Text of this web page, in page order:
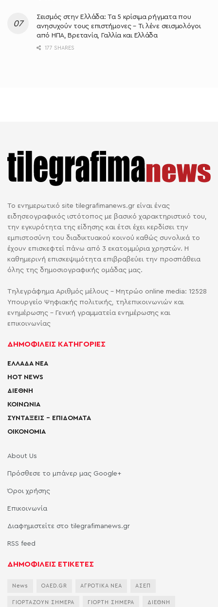
Σεισμός στην Ελλάδα: Τα 5 κρίσιμα ρήγματα που
ανησυχούν τους επιστήμονες – Τι λένε σεισμολόγοι
από ΗΠΑ, Βρετανία, Γαλλία και Ελλάδα
177 SHARES
Το ενημερωτικό site tilegrafimanews.gr είναι ένας
ειδησεογραφικός ιστότοπος με βασικό χαρακτηριστικό του,
την εγκυρότητα της είδησης και έτσι έχει κερδίσει την
εμπιστοσύνη του διαδικτυακού κοινού καθώς συνολικά το
έχουν επισκεφτεί πάνω από 3 εκατομμύρια χρηστών. Η
καθημερινή επισκεψιμότητα επιβραβεύει την προσπάθεια
όλης της δημοσιογραφικής ομάδας μας.
Τηλεγράφημα Αριθμός μέλους - Μητρώο online media: 12528
Υπουργείο Ψηφιακής πολιτικής, τηλεπικοινωνιών και
ενημέρωσης - Γενική γραμματεία ενημέρωσης και
επικοινωνίας
ΔΗΜΟΦΙΛΕΙΣ ΚΑΤΗΓΟΡΙΕΣ
ΕΛΛΑΔΑ ΝΕΑ
HOT NEWS
ΔΙΕΘΝΗ
ΚΟΙΝΩΝΙΑ
ΣΥΝΤΑΞΕΙΣ – ΕΠΙΔΟΜΑΤΑ
ΟΙΚΟΝΟΜΙΑ
About Us
Πρόσθεσε το μπάνερ μας Google+
Όροι χρήσης
Επικοινωνία
Διαφημιστείτε στο tilegrafimanews.gr
RSS feed
ΔΗΜΟΦΙΛΕΙΣ ΕΤΙΚΕΤΕΣ
News OAED.GR ΑΓΡΟΤΙΚΑ ΝΕΑ ΑΣΕΠ
ΓΙΟΡΤΑΖΟΥΝ ΣΗΜΕΡΑ ΓΙΟΡΤΗ ΣΗΜΕΡΑ ΔΙΕΘΝΗ